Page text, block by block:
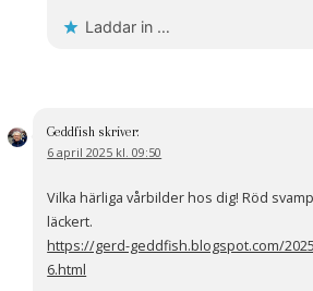
Laddar in …
Geddfish skriver:
6 april 2025 kl. 09:50
Vilka härliga vårbilder hos dig! Röd
läckert.
https://gerd-geddfish.blogspot.com/
6.html